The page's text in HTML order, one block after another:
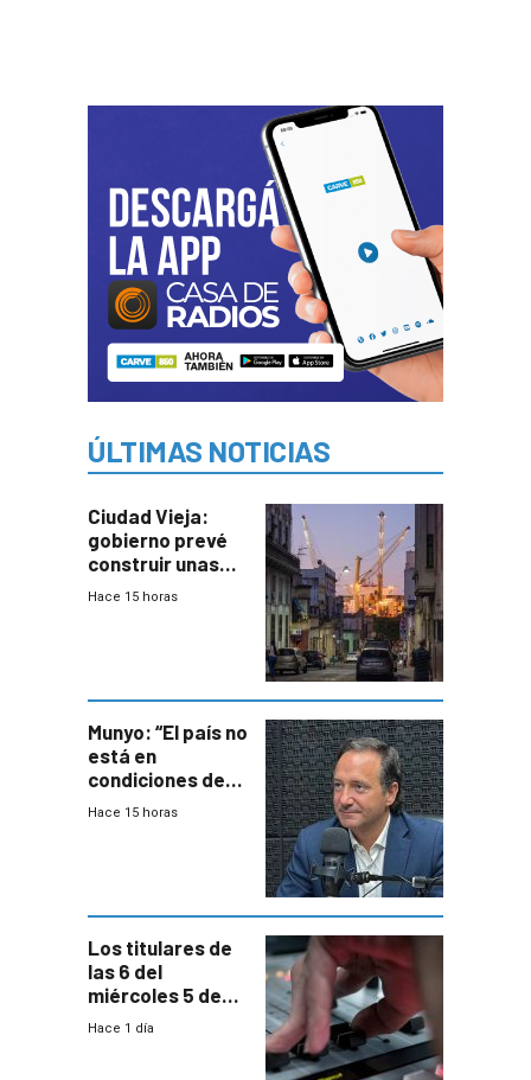
ÚLTIMAS NOTICIAS
Ciudad Vieja:
gobierno prevé
construir unas
mil viviendas en
Hace 15 horas
Munyo: “El país no
está en
condiciones de
enfrentar una
Hace 15 horas
Los titulares de
las 6 del
miércoles 5 de
agosto de 2026
Hace 1 día